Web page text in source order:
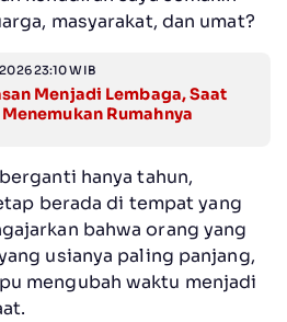
masyarakat, dan umat?
23:10 WIB
Menjadi Lembaga, Saat
Rumahnya
hanya tahun,
berada di tempat yang
bahwa orang yang
usianya paling panjang,
mengubah waktu menjadi